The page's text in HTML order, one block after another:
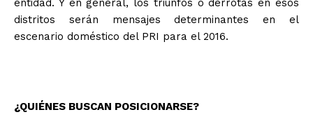
entidad. Y en general, los triunfos o derrotas en esos
distritos serán mensajes determinantes en el
escenario doméstico del PRI para el 2016.
¿QUIÉNES BUSCAN POSICIONARSE?